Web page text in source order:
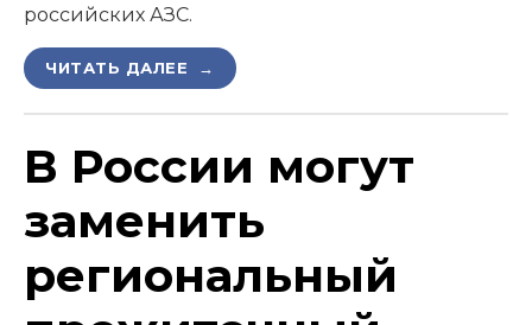
российских АЗС.
ЧИТАТЬ ДАЛЕЕ →
В России могут
заменить
региональный